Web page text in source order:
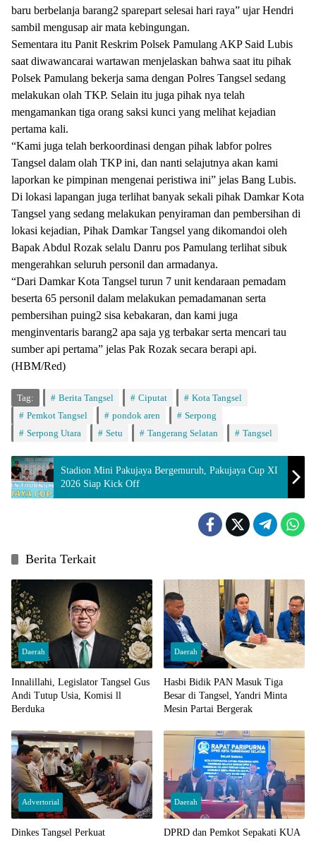
baru berbelanja barang2 sparepart selesai hari raya” ujar Hendri
sambil mengusap air mata kebingungan.
Sementara itu Panit Reskrim Polsek Pamulang AKP Said Lubis
saat diwawancarai wartawan menjelaskan bahwa saat itu pihak
Polsek Pamulang bekerja sama dengan Polres Tangsel sedang
melakukan olah TKP. Selain itu juga pihak nya telah
mengamankan tiga orang saksi kunci yang melihat kejadian
pertama kali.
“Kami juga telah berkoordinasi dengan pihak labfor polres
Tangsel dalam olah TKP ini, dan nanti selajutnya akan kami
laporkan ke pimpinan mengenai peristiwa ini” jelas Bang Lubis.
Di lokasi lapangan juga terlihat banyak sekali pihak Damkar Kota
Tangsel yang sedang melakukan penyiraman dan pembersihan di
lokasi kejadian, Pihak Damkar Tangsel yang dikomandoi oleh
Bapak Abdul Rozak selalu Danru pos Pamulang terlihat sibuk
mengerahkan seluruh personil dan armadanya.
“Dari Damkar Kota Tangsel turun 7 unit kendaraan pemadam
beserta 65 personil dalam melakukan pemadamanan serta
pembersihan puing2 sisa kebakaran, dan kami juga
menginventaris barang2 apa saja yg terbakar serta mencari tau
sumber api pertama” jelas Pak Rozak secara berapi api.
(HBM/Red)
Tag: Berita Tangsel Ciputat
Kota Tangsel
Pemkot Tangsel
pondok aren
Serpong
Serpong Utara
Setu Tangerang Selatan Tangsel
Stadion Mini Pakujaya Bergemuruh, Pakujaya Cup XI
2026 Siap Kick Off
Berita Terkait
Daerah
Innalillahi, Legislator Tangsel Gus
Andi Tutup Usia, Komisi ll
Berduka
Daerah
Hasbi Bidik PAN Masuk Tiga
Besar di Tangsel, Yandri Minta
Mesin Partai Bergerak
Advertorial
Dinkes Tangsel Perkuat
Daerah
DPRD dan Pemkot Sepakati KUA